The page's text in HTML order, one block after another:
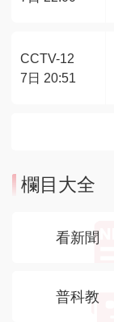
CCTV-12
7日 20:51
欄目大全
看新聞
普科教